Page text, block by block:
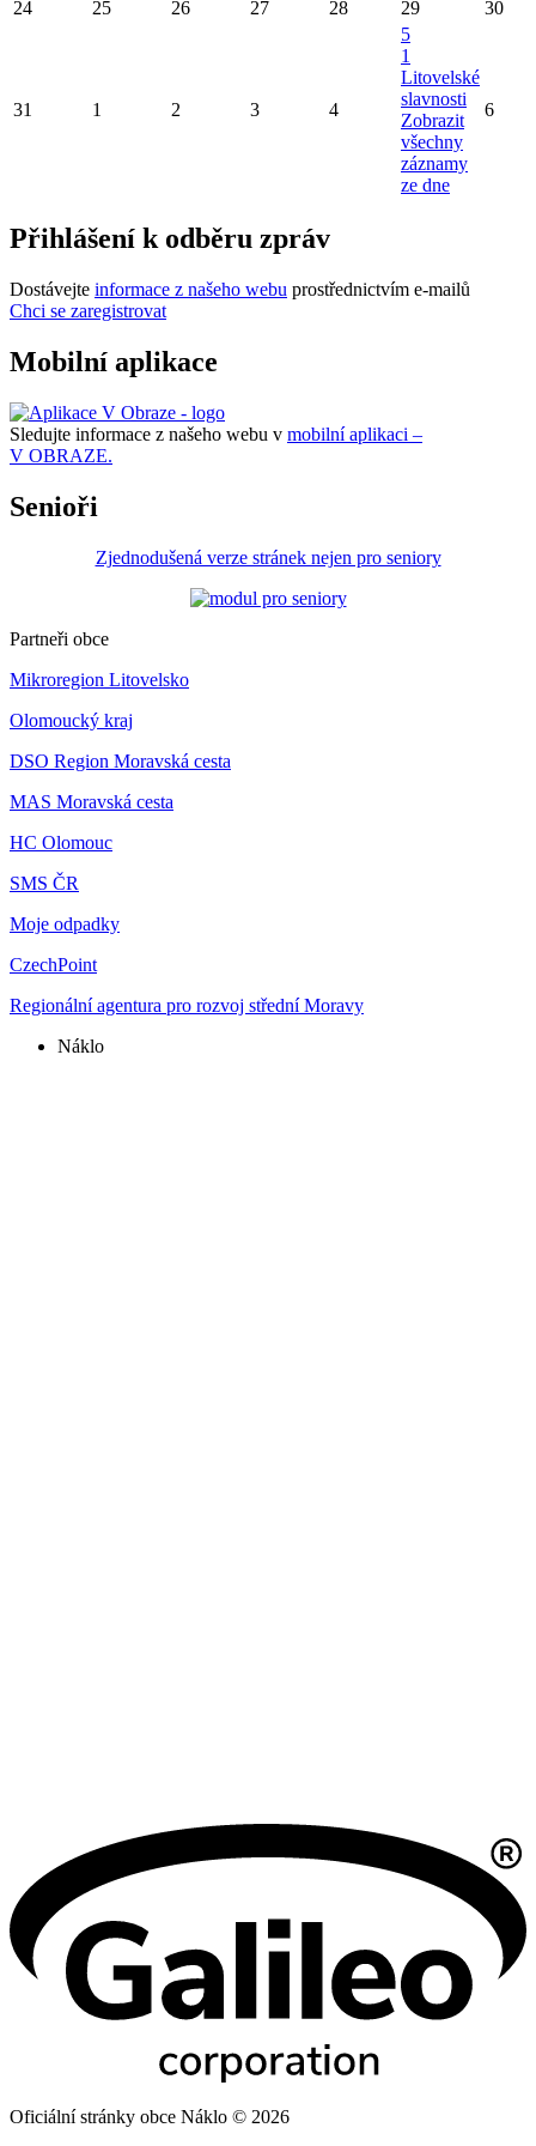
24 25 26 27 28 29 30
31 1 2 3 4
5
1
Litovelské
slavnosti
Zobrazit
všechny
záznamy
ze dne
6
Přihlášení k odběru zpráv
Dostávejte informace z našeho webu prostřednictvím e-mailů
Chci se zaregistrovat
Mobilní aplikace
Sledujte informace z našeho webu v mobilní aplikaci –
V OBRAZE.
Senioři
Zjednodušená verze stránek nejen pro seniory
Partneři obce
Mikroregion Litovelsko
Olomoucký kraj
DSO Region Moravská cesta
MAS Moravská cesta
HC Olomouc
SMS ČR
Moje odpadky
CzechPoint
Regionální agentura pro rozvoj střední Moravy
Náklo
Oficiální stránky obce Náklo © 2026